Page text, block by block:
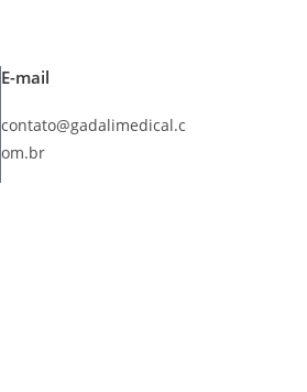
E-mail
contato@gadalimedical.c
om.br